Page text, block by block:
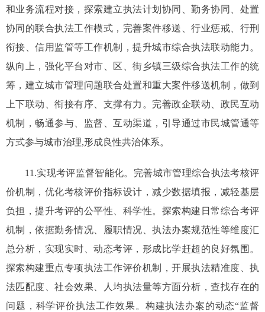
和业务流程对接，探索建立执法计划协同、勤务协同、处置
协同的联合执法工作模式，完善案件移送、行业惩戒、行刑
衔接、信用监管等工作机制，提升城市综合执法联动能力。
纵向上，强化平台对市、区、街乡镇三级综合执法工作的统
筹，建立城市管理问题联合处置和重大案件移送机制，做到
上下联动、衔接有序、支撑有力。完善政企联动、政民互动
机制，畅通参与、监督、互动渠道，引导通过市民城管通等
方式参与城市治理,形成良性共治体系。
11.实现考评监督智能化。完善城市管理综合执法考核评
价机制，优化考核评价指标设计，减少数据填报，减轻基层
负担，提升考评的公平性、科学性。探索构建日常综合考评
机制，依据勤务情况、履职情况、执法办案规范性等维度汇
总分析，实现实时、动态考评，形成比学赶超的良好氛围。
探索构建重点专项执法工作评价机制，开展执法精准度、执
法匹配度、社会效果、人均执法量等方面分析，查找存在的
问题，科学评价执法工作效果。构建执法办案的动态“监督